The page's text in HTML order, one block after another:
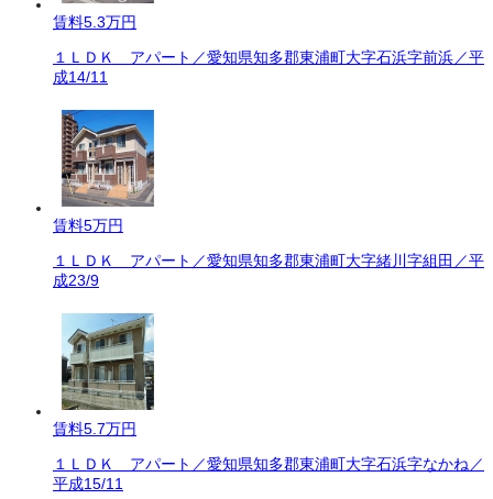
賃料5.3万円
１ＬＤＫ アパート／愛知県知多郡東浦町大字石浜字前浜／平
成14/11
賃料5万円
１ＬＤＫ アパート／愛知県知多郡東浦町大字緒川字組田／平
成23/9
賃料5.7万円
１ＬＤＫ アパート／愛知県知多郡東浦町大字石浜字なかね／
平成15/11